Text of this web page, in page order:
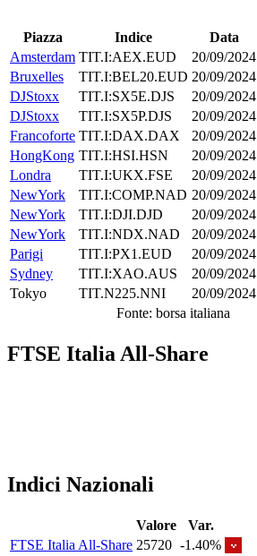
Piazza Indice Data
Amsterdam TIT.I:AEX.EUD 20/09/2024
Bruxelles
TIT.I:BEL20.EUD 20/09/2024
DJStoxx
TIT.I:SX5E.DJS 20/09/2024
DJStoxx
TIT.I:SX5P.DJS 20/09/2024
Francoforte TIT.I:DAX.DAX 20/09/2024
HongKong TIT.I:HSI.HSN 20/09/2024
Londra
TIT.I:UKX.FSE 20/09/2024
NewYork
TIT.I:COMP.NAD 20/09/2024
NewYork
TIT.I:DJI.DJD 20/09/2024
NewYork
TIT.I:NDX.NAD 20/09/2024
Parigi
TIT.I:PX1.EUD 20/09/2024
Sydney
TIT.I:XAO.AUS 20/09/2024
Tokyo
TIT.N225.NNI 20/09/2024
Fonte: borsa italiana
FTSE Italia All-Share
Indici Nazionali
Valore
Var.
FTSE Italia All-Share 25720 -1.40%